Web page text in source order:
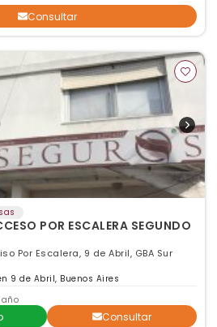
Consultar
Por Escalera, 9 de Abril, GBA Sur
9 de Abril, Buenos Aires
Consultar